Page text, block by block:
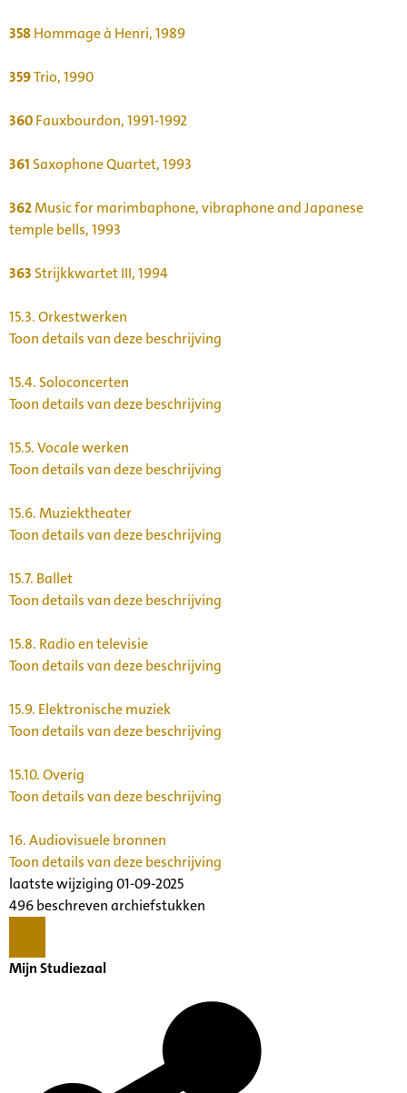
358Hommage à Henri, 1989
359Trio, 1990
360Fauxbourdon, 1991-1992
361 Saxophone Quartet, 1993
362Music for marimbaphone, vibraphone and Japanese
temple bells, 1993
363 Strijkkwartet III, 1994
15.3.Orkestwerken
Toon details van deze beschrijving
15.4. Soloconcerten
Toon details van deze beschrijving
15.5.Vocale werken
Toon details van deze beschrijving
15.6.Muziektheater
Toon details van deze beschrijving
15.7. Ballet
Toon details van deze beschrijving
15.8. Radio en televisie
Toon details van deze beschrijving
15.9. Elektronische muziek
Toon details van deze beschrijving
15.10.Overig
Toon details van deze beschrijving
16.Audiovisuele bronnen
Toon details van deze beschrijving
laatste wijziging 01-09-2025
496 beschreven archiefstukken
Mijn Studiezaal